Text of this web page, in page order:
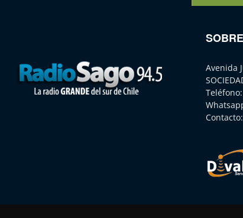
Avenida
Teléfono:
Contacto: